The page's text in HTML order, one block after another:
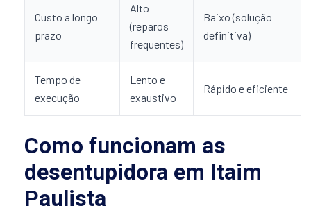
Custo a longo
prazo
Alto
(reparos
frequentes)
Baixo (solução
definitiva)
Tempo de
execução
Lento e
exaustivo
Rápido e eficiente
Como funcionam as
desentupidora em Itaim
Paulista